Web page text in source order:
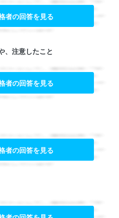
者の回答を見る
、注意したこと
者の回答を見る
者の回答を見る